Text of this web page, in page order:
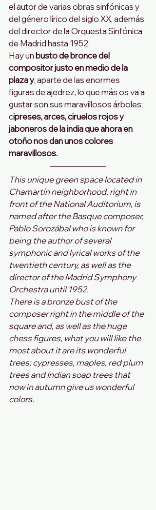
el autor de varias obras sinfónicas y
del género lírico del siglo XX, además
del director de la Orquesta Sinfónica
de Madrid hasta 1952.
Hay un busto de bronce del
compositor justo en medio de la
plaza y, aparte de las enormes
figuras de ajedrez, lo que más os va a
gustar son sus maravillosos árboles;
cipreses, arces, ciruelos rojos y
jaboneros de la india que ahora en
otoño nos dan unos colores
maravillosos.
This unique green space located in
Chamartín neighborhood, right in
front of the National Auditorium, is
named after the Basque composer,
Pablo Sorozábal who is known for
being the author of several
symphonic and lyrical works of the
twentieth century, as well as the
director of the Madrid Symphony
Orchestra until 1952.
There is a bronze bust of the
composer right in the middle of the
square and, as well as the huge
chess figures, what you will like the
most about it are its wonderful
trees; cypresses, maples, red plum
trees and Indian soap trees that
now in autumn give us wonderful
colors.